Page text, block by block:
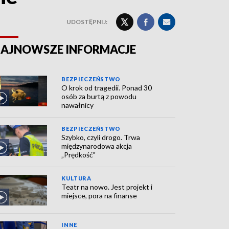
UDOSTĘPNIJ:
INFORMACJE
BEZPIECZEŃSTWO
O krok od tragedii. Ponad 30
osób za burtą z powodu
nawałnicy
BEZPIECZEŃSTWO
Szybko, czyli drogo. Trwa
międzynarodowa akcja
„Prędkość"
KULTURA
Teatr na nowo. Jest projekt i
miejsce, pora na finanse
INNE